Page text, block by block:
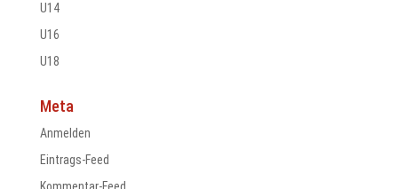
U14
U16
U18
Meta
Anmelden
Eintrags-Feed